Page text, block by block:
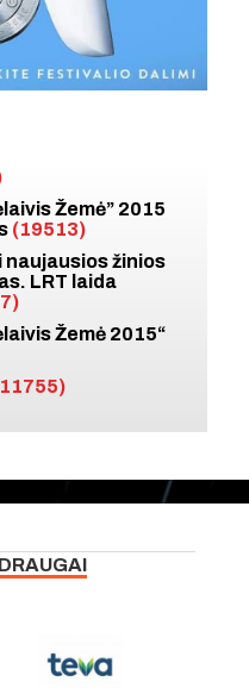
Žemė” 2015
(19513)
naujausios žinios
LRT laida
Žemė 2015“